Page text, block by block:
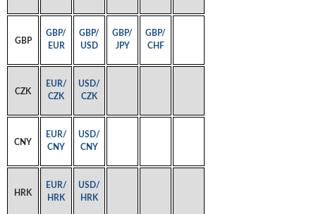
GBP
GBP/
EUR
GBP/
USD
GBP/
JPY
GBP/
CHF
CZK
EUR/
CZK
USD/
CZK
CNY
EUR/
CNY
USD/
CNY
HRK
EUR/
HRK
USD/
HRK